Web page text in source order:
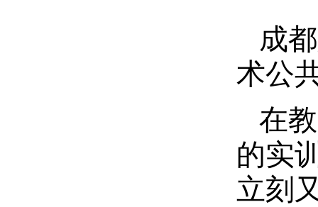
成
术公
在
的实
立刻